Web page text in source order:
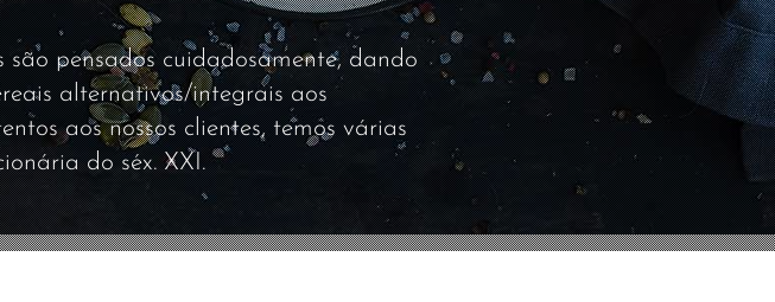
pensados cuidadosamente, dando
alternativos/integrais aos
aos nossos clientes, temos várias
do séx. XXI.